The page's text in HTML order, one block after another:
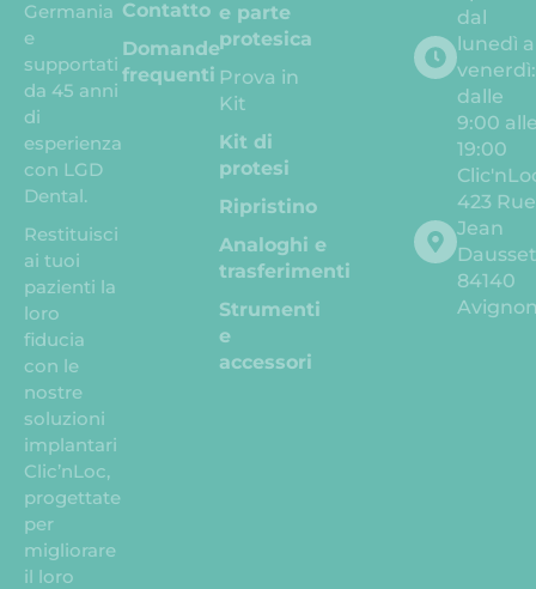
Germania
e
supportati
da 45 anni
di
esperienza
con LGD
Dental.
Restituisci
ai tuoi
pazienti la
loro
fiducia
con le
nostre
soluzioni
implantari
Clic’nLoc,
progettate
per
migliorare
il loro
Contatto
Domande
frequenti
e parte
protesica
Prova in
Kit
Kit di
protesi
Ripristino
Analoghi e
trasferimenti
Strumenti
e
accessori
dal
lunedì
venerdì:
dalle
9:00
19:00
423 Rue
Jean
84140